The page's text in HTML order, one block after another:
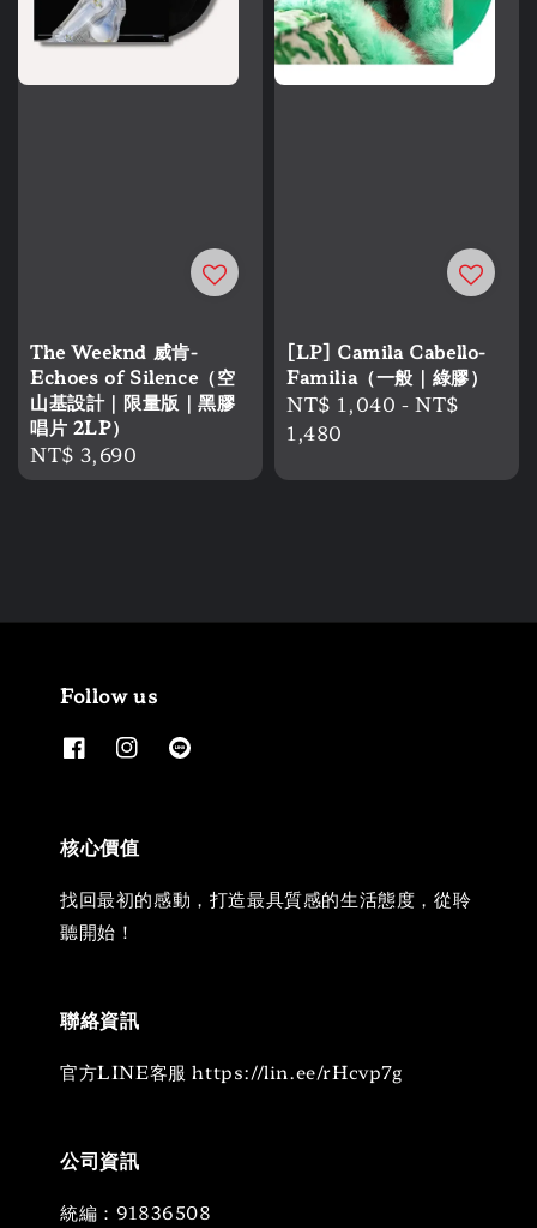
The Weeknd 威肯-
Echoes of Silence（空
山基設計｜限量版｜黑膠
唱片 2LP）
Regular
price
NT$ 3,690
[LP] Camila Cabello-
Familia（一般｜綠膠）
Regular
price
NT$ 1,040 -NT$
1,480
Follow us
核心價值
找回最初的感動，打造最具質感的生活態度，從聆
聽開始！
聯絡資訊
官方LINE客服 https://lin.ee/rHcvp7g
公司資訊
統編：91836508